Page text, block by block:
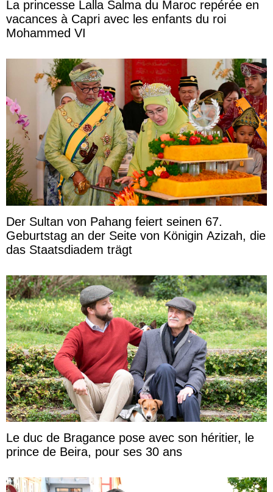
La princesse Lalla Salma du Maroc repérée en
vacances à Capri avec les enfants du roi
Mohammed VI
Der Sultan von Pahang feiert seinen 67.
Geburtstag an der Seite von Königin Azizah, die
das Staatsdiadem trägt
Le duc de Bragance pose avec son héritier, le
prince de Beira, pour ses 30 ans